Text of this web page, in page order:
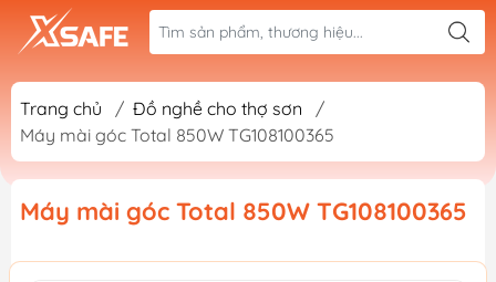
Trang chủ / Đồ nghề cho thợ sơn
/
Máy mài góc Total 850W TG108100365
Máy mài góc Total 850W TG108100365